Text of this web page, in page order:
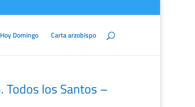
Hoy Domingo Carta arzobispo
Todos los Santos –